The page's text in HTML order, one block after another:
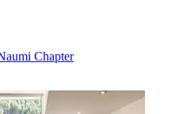
Chapter